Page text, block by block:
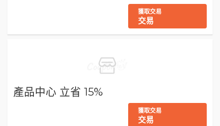
獲取交易
交易
產品中心 立省 15%
獲取交易
交易